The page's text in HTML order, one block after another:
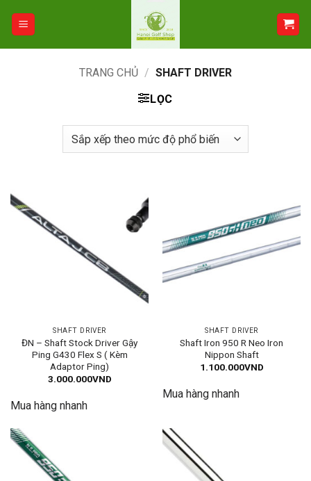
TRANG CHỦ / SHAFT DRIVER
LỌC
SHAFT DRIVER
ĐN – Shaft Stock Driver Gậy
Ping G430 Flex S ( Kèm
Adaptor Ping)
3.000.000VND
Mua hàng nhanh
SHAFT DRIVER
Shaft Iron 950 R Neo Iron
Nippon Shaft
1.100.000VND
Mua hàng nhanh